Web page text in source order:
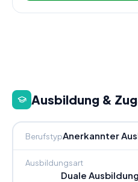
Ausbildung &
BerufstypAnerkannter
Ausbildungsart
Duale